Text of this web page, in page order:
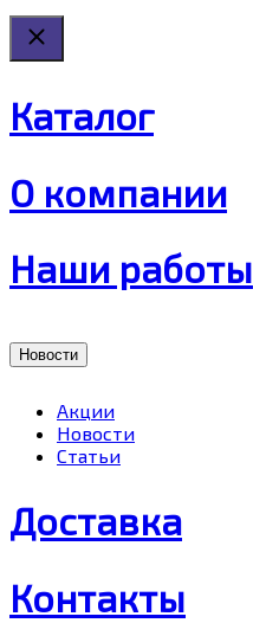
Каталог
О компании
Наши работы
Новости
Акции
Новости
Статьи
Доставка
Контакты